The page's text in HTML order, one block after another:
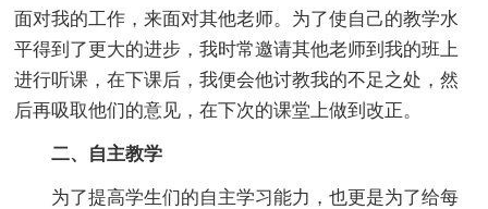
面对我的工作，来面对其他老师。为了使自己的教学水
平得到了更大的进步，我时常邀请其他老师到我的班上
进行听课，在下课后，我便会他讨教我的不足之处，然
后再吸取他们的意见，在下次的课堂上做到改正。
二、自主教学
为了提高学生们的自主学习能力，也更是为了给每